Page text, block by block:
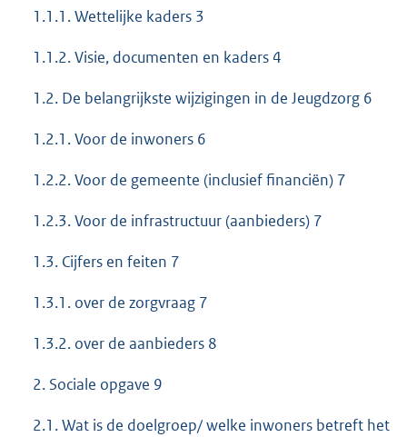
1.1.1. Wettelijke kaders 3
1.1.2. Visie, documenten en kaders 4
1.2. De belangrijkste wijzigingen in de Jeugdzorg 6
1.2.1. Voor de inwoners 6
1.2.2. Voor de gemeente (inclusief financiën) 7
1.2.3. Voor de infrastructuur (aanbieders) 7
1.3. Cijfers en feiten 7
1.3.1. over de zorgvraag 7
1.3.2. over de aanbieders 8
2. Sociale opgave 9
2.1. Wat is de doelgroep/ welke inwoners betreft het